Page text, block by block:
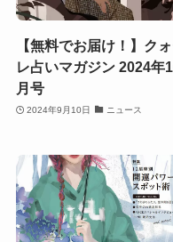
【無料でお届け！】ク
レ占いマガジン 2024年
月号
2024年9月10日 ニュース